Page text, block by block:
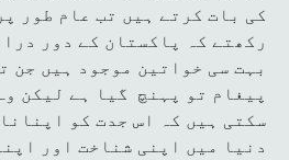
کی بات کرتے ہیں تب عام طور
رکھتے کہ پاکستان کے دور
بہت سی خواتین موجود ہیں جن
پیغام تو پہنچ گیا ہے لیکن
سکتی ہیں کہ اس جدت کو
دنیا میں اپنی شناخت اور